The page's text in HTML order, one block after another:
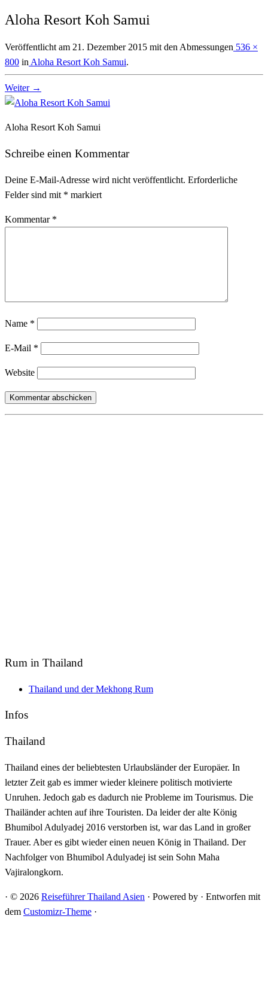
Aloha Resort Koh Samui
Veröffentlicht am 21. Dezember 2015 mit den Abmessungen 536 ×
800 in Aloha Resort Koh Samui.
Weiter →
Aloha Resort Koh Samui
Schreibe einen Kommentar
Deine E-Mail-Adresse wird nicht veröffentlicht. Erforderliche
Felder sind mit * markiert
Kommentar *
Name *
E-Mail *
Website
Rum in Thailand
Thailand und der Mekhong Rum
Infos
Thailand
Thailand eines der beliebtesten Urlaubsländer der Europäer. In
letzter Zeit gab es immer wieder kleinere politisch motivierte
Unruhen. Jedoch gab es dadurch nie Probleme im Tourismus. Die
Thailänder achten auf ihre Touristen. Da leider der alte König
Bhumibol Adulyadej 2016 verstorben ist, war das Land in großer
Trauer. Aber es gibt wieder einen neuen König in Thailand. Der
Nachfolger von Bhumibol Adulyadej ist sein Sohn Maha
Vajiralongkorn.
· © 2026 Reiseführer Thailand Asien · Powered by · Entworfen mit
dem Customizr-Theme ·